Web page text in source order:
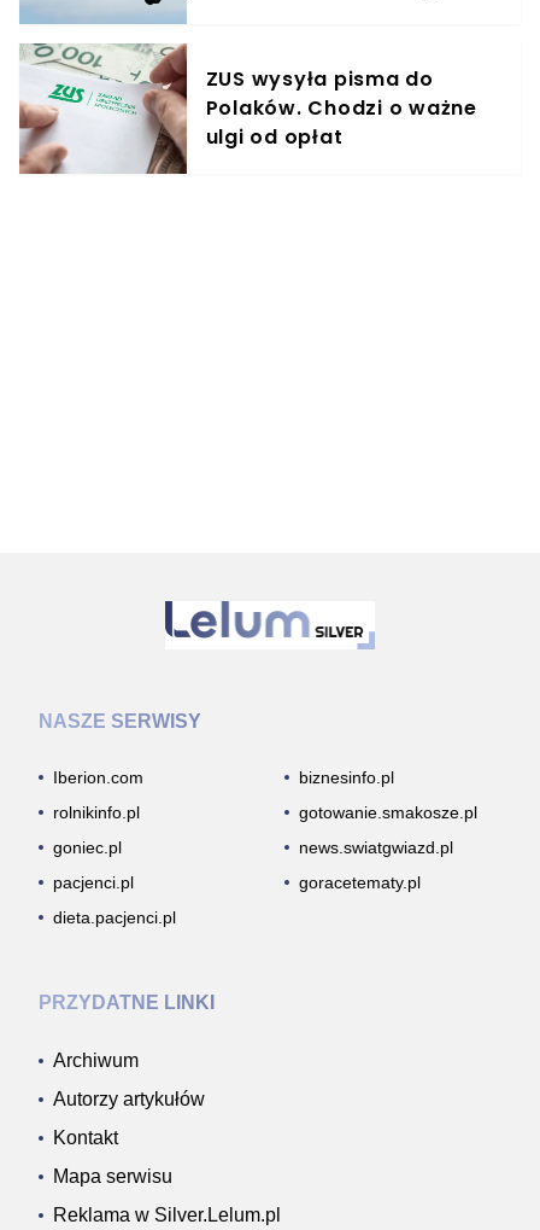
ZUS wysyła pisma do
Polaków. Chodzi o ważne
ulgi od opłat
NASZE SERWISY
Iberion.com
biznesinfo.pl
rolnikinfo.pl
gotowanie.smakosze.pl
goniec.pl
news.swiatgwiazd.pl
pacjenci.pl
goracetematy.pl
dieta.pacjenci.pl
PRZYDATNE LINKI
Archiwum
Autorzy artykułów
Kontakt
Mapa serwisu
Reklama w Silver.Lelum.pl